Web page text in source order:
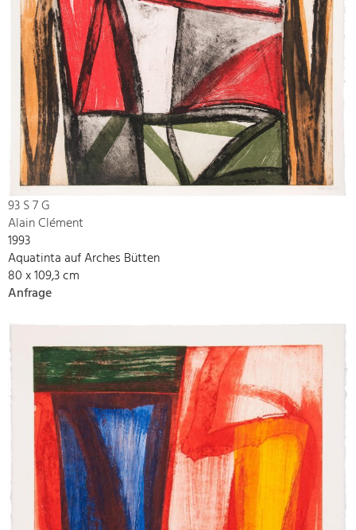
93 S 7 G
Alain Clément
1993
Aquatinta auf Arches Bütten
80 x 109,3 cm
Anfrage